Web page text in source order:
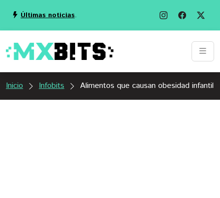
Últimas noticias.
Inicio Infobits Alimentos que causan obesidad infantil